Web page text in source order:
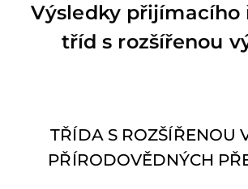
Výsledky přijímacího
tříd s rozšířenou
TŘÍDA S ROZŠÍŘENOU
PŘÍRODOVĚDNÝCH